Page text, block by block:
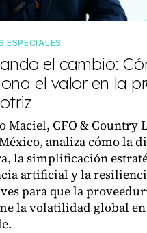
ESPECIALES
el cambio:
el valor en la
Maciel, CFO & Country
analiza cómo la
la simplificación
artificial y la
para que la
la volatilidad global